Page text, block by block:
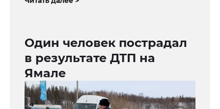
Один человек пострадал
в результате ДТП на
Ямале